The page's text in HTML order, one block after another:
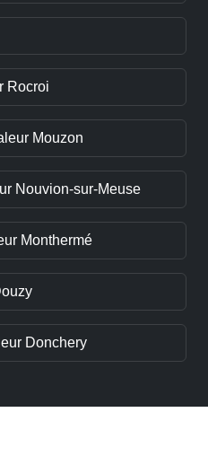
Rocroi
Mouzon
Nouvion-sur-Meuse
Monthermé
Donchery